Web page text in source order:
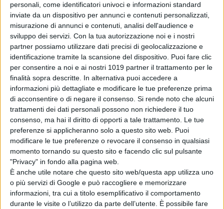
personali, come identificatori univoci e informazioni standard
inviate da un dispositivo per annunci e contenuti personalizzati,
misurazione di annunci e contenuti, analisi dell'audience e
sviluppo dei servizi. Con la tua autorizzazione noi e i nostri
partner possiamo utilizzare dati precisi di geolocalizzazione e
identificazione tramite la scansione del dispositivo. Puoi fare clic
per consentire a noi e ai nostri 1019 partner il trattamento per le
finalità sopra descritte. In alternativa puoi accedere a
informazioni più dettagliate e modificare le tue preferenze prima
di acconsentire o di negare il consenso. Si rende noto che alcuni
trattamenti dei dati personali possono non richiedere il tuo
consenso, ma hai il diritto di opporti a tale trattamento. Le tue
preferenze si applicheranno solo a questo sito web. Puoi
modificare le tue preferenze o revocare il consenso in qualsiasi
momento tornando su questo sito e facendo clic sul pulsante
"Privacy" in fondo alla pagina web.
È anche utile notare che questo sito web/questa app utilizza uno
o più servizi di Google e può raccogliere e memorizzare
informazioni, tra cui a titolo esemplificativo il comportamento
durante le visite o l’utilizzo da parte dell’utente. È possibile fare
Entertainment, Faber
ProduzioniconRai Cinema,
prodotto da Donatella Palermo, “LE
FAVOLOSE”ha aperto leNotti
Veneziane , sezione realizzata
dalleGiornate degli Autoriin
accordo con Isola Edipo, ed èin sala
il 5-6-7
settembrecon Europictures.
La Redazione